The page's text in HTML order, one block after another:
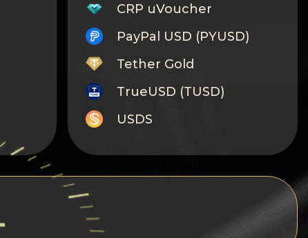
CRP uVoucher
PayPal USD (PYUSD)
Tether Gold
TrueUSD (TUSD)
USDS
Tron